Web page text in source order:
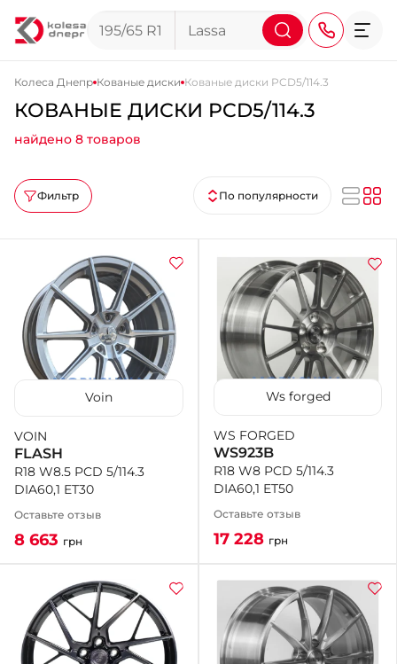
+38 (095) 276-44-44
+38 (067) 911-14-14
- на Щепкина
+38 (098) 911-911-0
- на Тополе
+38 (098) 911-911-4
- на Калиновой
+38 (077) 7-184-184
- Донецкое шоссе
+38 (050)-911-911-2
- Щепкина
+38 (099)-643-33-77
- Тополь
+38 (068)-923-74-19
- Калиновая
Колеса Днепр Кованые диски Кованые диски PCD5/114.3
КОВАНЫЕ ДИСКИ PCD5/114.3
найдено 8 товаров
Фильтр По популярности
Voin
VOIN
FLASH
R18 W8.5 PCD 5/114.3
DIA60,1 ET30
Оставьте отзыв
8 663 грн
Ws forged
WS FORGED
WS923B
R18 W8 PCD 5/114.3
DIA60,1 ET50
Оставьте отзыв
17 228 грн